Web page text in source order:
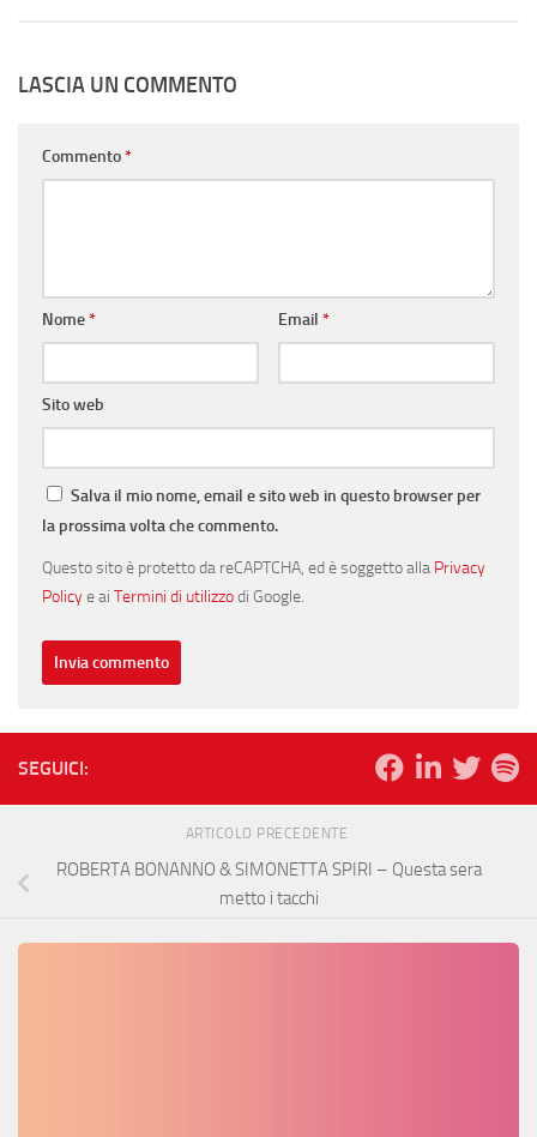
LASCIA UN COMMENTO
Commento*
Nome* Email *
Sito web
Salva il mio nome, email e sito web in questo browser per
la prossima volta che commento.
Questo sito è protetto da reCAPTCHA, ed è soggetto alla Privacy
Policye ai Termini di utilizzodi Google.
SEGUICI:
ARTICOLO PRECEDENTE
ROBERTA BONANNO & SIMONETTA SPIRI – Questa sera
metto i tacchi